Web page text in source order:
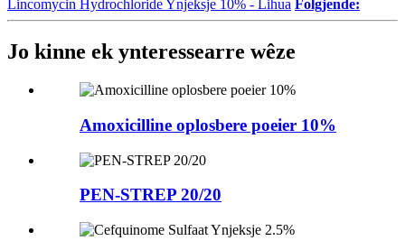
Lincomycin Hydrochloride Ynjeksje 10% - Lihua Folgjende:
Jo kinne ek ynteressearre wêze
Amoxicilline oplosbere poeier 10%
PEN-STREP 20/20